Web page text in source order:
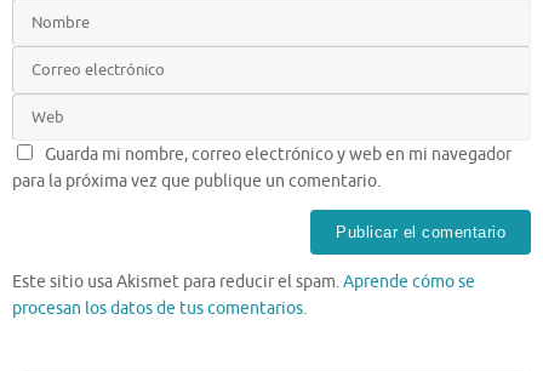
Guarda mi nombre, correo electrónico y web en mi navegador
para la próxima vez que publique un comentario.
Este sitio usa Akismet para reducir el spam.Aprende cómo se
procesan los datos de tus comentarios.